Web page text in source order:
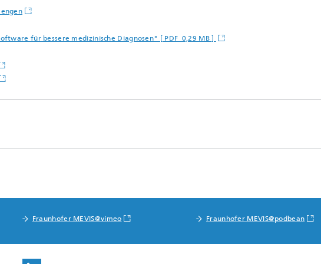
für bessere medizinische Diagnosen" [ PDF 0,29 MB ]
Fraunhofer MEVIS@vimeo Fraunhofer MEVIS@podbean